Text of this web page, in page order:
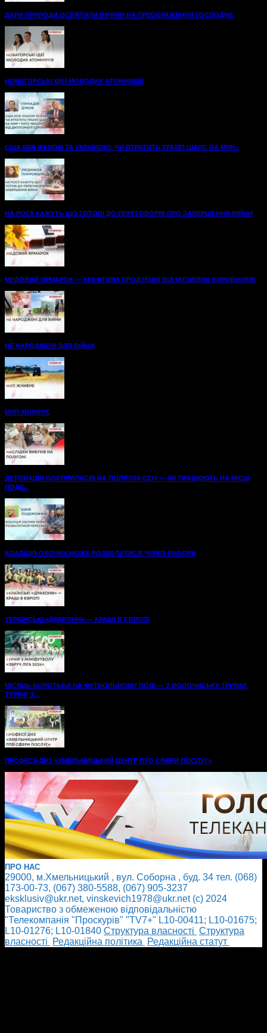
ДАРИ ПРИРОДИ ОСВЯТИЛИ ВІРЯНИ НА ПРЕОБРАЖЕННЯ ГОСПОДНЄ
НОВАТОРСЬКІ ІДЕЇ МОЛОДИХ АТОМНИКІВ
США МІЖ ІРАНОМ ТА УКРАЇНОЮ: ЧИ ВТРАТИТЬ ТРАМП ШАНС НА МИР...
НА РОСІЇ КАЖУТЬ ЩО ГОТОВІ ДО ПЕРЕГОВОРІВ ПРО ЗАВЕРШЕННЯ ВІЙНИ
МЕДОВИЙ ЯРМАРОК — КРАФТОВА ПРОДУКЦІЯ ВІД МІСЦЕВИХ ВИРОБНИКІВ
НЕ НАРОДЖЕНІ ДЛЯ ВІЙНИ
МХП ЖНИВУЄ
ДЕТОНАЦІЯ БОЄПРИПАСІВ НА ПОЛІГОНІ ССО — ЯК ПРАЦЮЮТЬ НА МІСЦІ
ПОДІЇ...
КОАЛІЦІЯ ОХОЧИХ МОЖЕ РОЗВАЛИТИСЯ ЧЕРЕЗ ВИБОРИ
УКРАЇНСЬКІ «ДРАКОНИ» — КРАЩІ В ЄВРОПІ
МІСЯЦЬ БОРОТЬБИ НА ФУТБОЛЬНОМУ ПОЛІ — У ВОЛОЧИСЬКУ ТРИВАЄ
ТУРНІР З...
ПРОФЕСІЇ ДНЗ «ХМЕЛЬНИЦЬКИЙ ЦЕНТР ПТО СФЕРИ ПОСЛУГ»
ПРО НАС
29000, м.Хмельницький , вул. Соборна , буд. 34 тел. (068)
173-00-73, (067) 380-5588, (067) 905-3237
eksklusiv@ukr.net, vinskevich1978@ukr.net (с) 2024
Товариство з обмеженою відповідальністю
"Телекомпанія "Проскурів" "TV7+" L10-00411; L10-01675;
L10-01276; L10-01840 Cтруктура власності Cтруктура
власності
Редакційна політика Редакційна статут